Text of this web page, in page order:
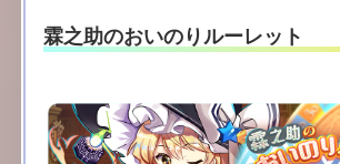
霖之助のおいのりルーレット